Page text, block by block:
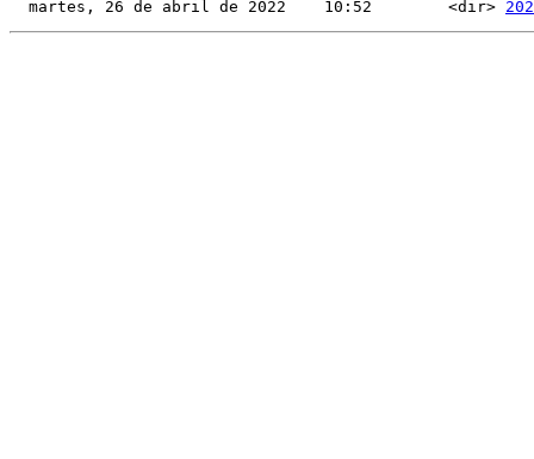
  martes, 26 de abril de 2022    10:52        <dir>